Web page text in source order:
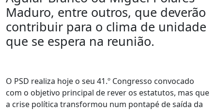
Maduro, entre outros, que deverão
contribuir para o clima de unidade
que se espera na reunião.
O PSD realiza hoje o seu 41.º Congresso convocado
com o objetivo principal de rever os estatutos, mas que
a crise política transformou num pontapé de saída da